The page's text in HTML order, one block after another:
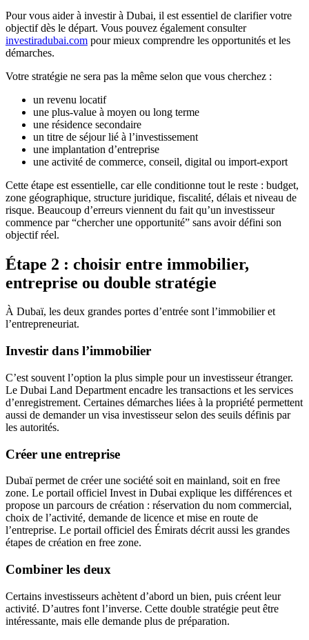
Pour vous aider à investir à Dubai, il est essentiel de clarifier votre
objectif dès le départ. Vous pouvez également consulter
investiradubai.com pour mieux comprendre les opportunités et les
démarches.
Votre stratégie ne sera pas la même selon que vous cherchez :
un revenu locatif
une plus-value à moyen ou long terme
une résidence secondaire
un titre de séjour lié à l’investissement
une implantation d’entreprise
une activité de commerce, conseil, digital ou import-export
Cette étape est essentielle, car elle conditionne tout le reste : budget,
zone géographique, structure juridique, fiscalité, délais et niveau de
risque. Beaucoup d’erreurs viennent du fait qu’un investisseur
commence par “chercher une opportunité” sans avoir défini son
objectif réel.
Étape 2 : choisir entre immobilier,
entreprise ou double stratégie
À Dubaï, les deux grandes portes d’entrée sont l’immobilier et
l’entrepreneuriat.
Investir dans l’immobilier
C’est souvent l’option la plus simple pour un investisseur étranger.
Le Dubai Land Department encadre les transactions et les services
d’enregistrement. Certaines démarches liées à la propriété permettent
aussi de demander un visa investisseur selon des seuils définis par
les autorités.
Créer une entreprise
Dubaï permet de créer une société soit en mainland, soit en free
zone. Le portail officiel Invest in Dubai explique les différences et
propose un parcours de création : réservation du nom commercial,
choix de l’activité, demande de licence et mise en route de
l’entreprise. Le portail officiel des Émirats décrit aussi les grandes
étapes de création en free zone.
Combiner les deux
Certains investisseurs achètent d’abord un bien, puis créent leur
activité. D’autres font l’inverse. Cette double stratégie peut être
intéressante, mais elle demande plus de préparation.